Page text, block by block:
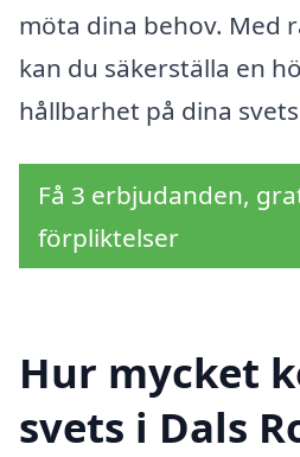
möta dina behov. Med
kan du säkerställa en
hållbarhet på dina
Få 3 erbjudanden,
förpliktelser
Hur mycket
svets i Dals